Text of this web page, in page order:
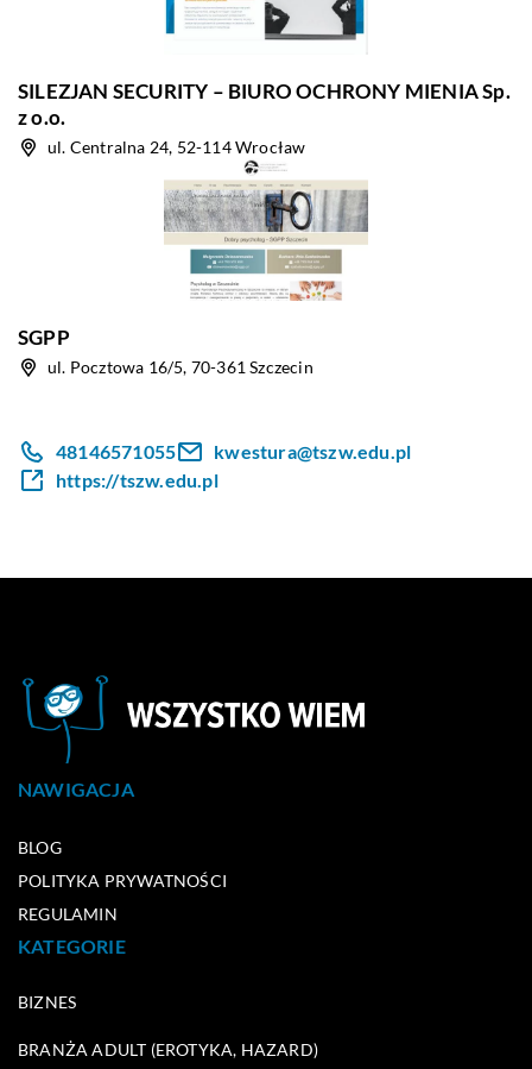
SILEZJAN SECURITY – BIURO OCHRONY MIENIA Sp.
z o.o.
ul. Centralna 24, 52-114 Wrocław
SGPP
ul. Pocztowa 16/5, 70-361 Szczecin
48146571055
kwestura@tszw.edu.pl
https://tszw.edu.pl
NAWIGACJA
BLOG
POLITYKA PRYWATNOŚCI
REGULAMIN
KATEGORIE
BIZNES
BRANŻA ADULT (EROTYKA, HAZARD)